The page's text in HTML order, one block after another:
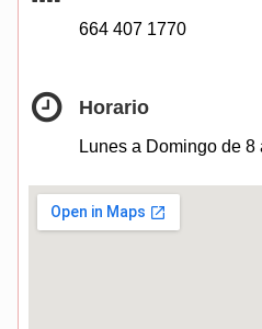
664 407 1770
Horario
Lunes a Domingo de 8